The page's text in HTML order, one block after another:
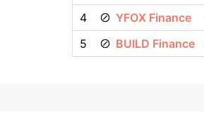
4
YFOX Finance
5
BUILD Finance